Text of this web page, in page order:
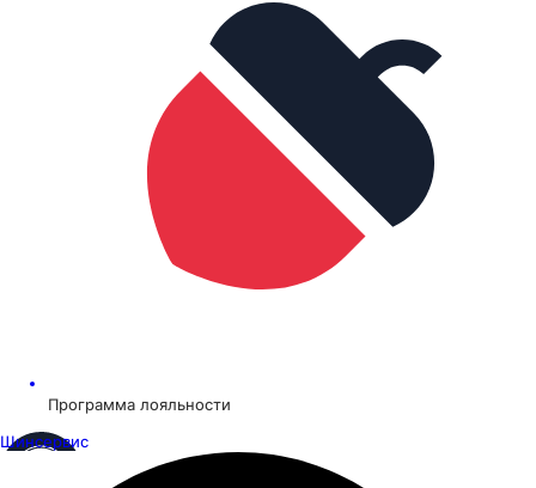
Программа лояльности
Шинсервис